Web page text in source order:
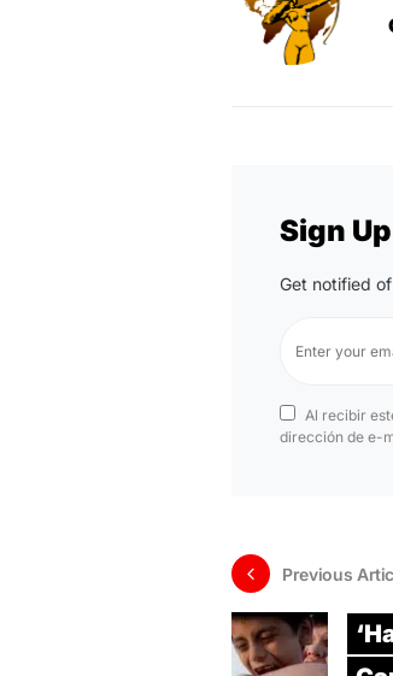
Sign
Get notified
Al recibir
dirección de e-
Previous